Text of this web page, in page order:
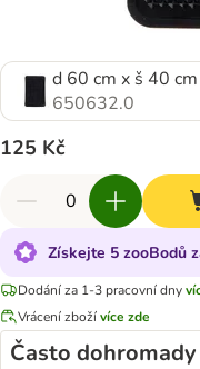
d 60 cm x š 40 cm
650632.0
125 Kč
Získejte 5 zooBodů
Dodání za 1-3 pracovní dny
Vrácení zbožívíce zde
Často